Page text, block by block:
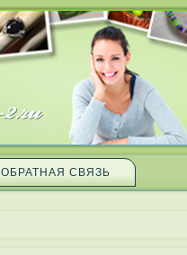
ОБРАТНАЯ СВЯЗЬ